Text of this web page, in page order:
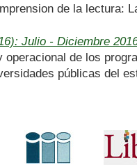
de la lectura:
Julio - Diciembre
operacional de los
públicas del